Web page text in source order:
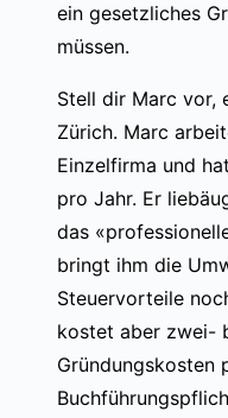
ein gesetzliches
müssen.
Stell dir Marc vor,
Zürich. Marc
Einzelfirma und
pro Jahr. Er
das
bringt ihm die
Steuervorteile
kostet aber zwei-
Gründungskosten